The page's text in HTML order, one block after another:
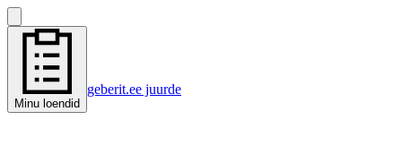
Minu loendid
geberit.ee juurde